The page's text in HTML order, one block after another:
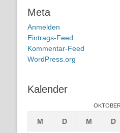
Meta
Anmelden
Eintrags-Feed
Kommentar-Feed
WordPress.org
Kalender
M D M D